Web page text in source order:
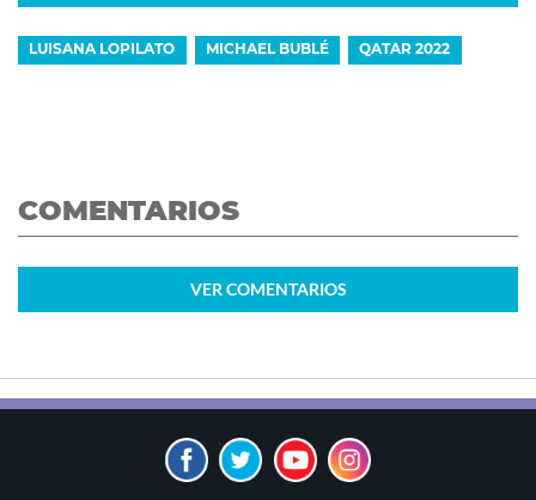
LUISANA LOPILATO MICHAEL BUBLÉ QATAR 2022
COMENTARIOS
VER COMENTARIOS